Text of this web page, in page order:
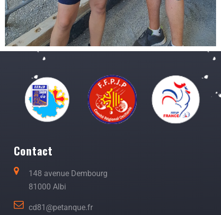
Contact
148 avenue Dembourg
81000 Albi
cd81@petanque.fr